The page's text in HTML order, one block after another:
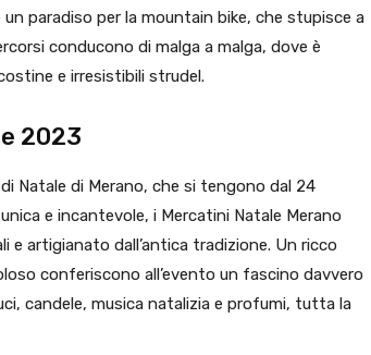
paradiso per la mountain bike, che stupisce a
conducono di malga a malga, dove è
e irresistibili strudel.
2023
Natale di Merano, che si tengono dal 24
e incantevole, i Mercatini Natale Merano
e artigianato dall’antica tradizione. Un ricco
conferiscono all’evento un fascino davvero
candele, musica natalizia e profumi, tutta la